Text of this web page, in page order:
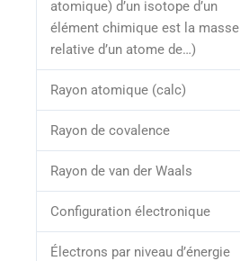
atomique) d’un isotope d’un
élément chimique est la masse
relative d’un atome de…)
Rayon atomique (calc)
Rayon de covalence
Rayon de van der Waals
Configuration électronique
Électrons par niveau d’énergie